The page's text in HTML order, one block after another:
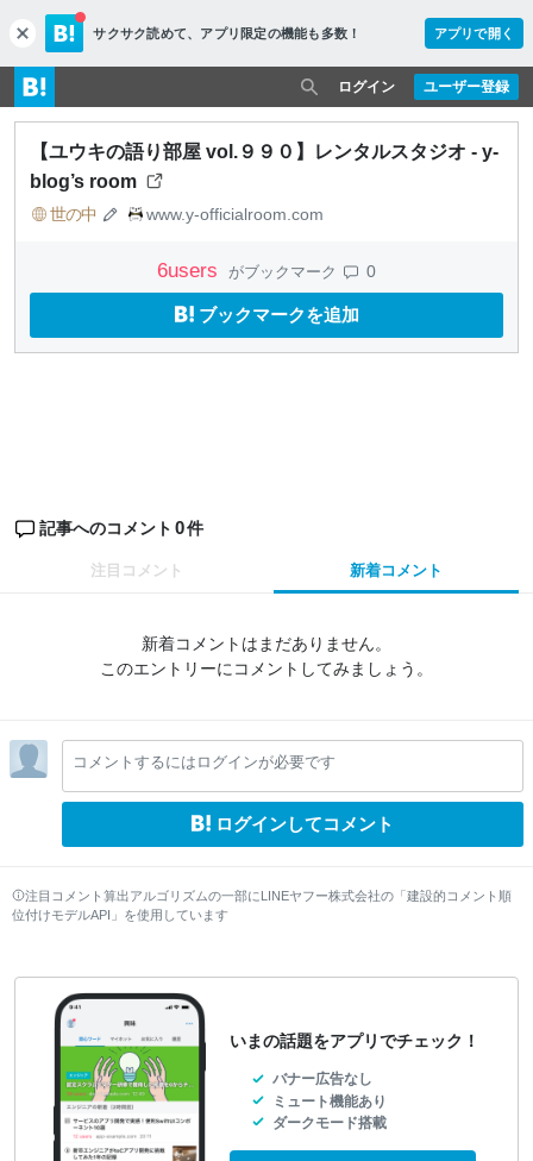
c
l
o
s
e
サクサク読めて、 アプリ限定の機能も多数！ アプリで開く
ユーザー登録
ログイン
【ユウキの語り部屋 vol.９９０】レンタルスタジオ - y-
blog’s room
世の中 www.y-officialroom.com
6users がブックマーク 0
ブックマークを追加
記事へのコメント 0件
注目コメント 新着コメント
新着コメントはまだありません。
このエントリーにコメントしてみましょう。
コメントするにはログインが必要です
ログインしてコメント
注目コメント算出アルゴリズムの一部にLINEヤフー株式会社の「建設的コメント順
位付けモデルAPI」を使用しています
いまの話題をアプリでチェック！
バナー広告なし
ミュート機能あり
ダークモード搭載